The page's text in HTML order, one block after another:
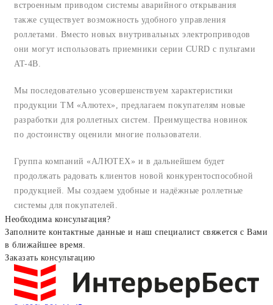
встроенным приводом системы аварийного открывания
также существует возможность удобного управления
роллетами. Вместо новых внутривальных электроприводов
они могут использовать приемники серии CURD с пультами
AT-4B.
Мы последовательно усовершенствуем характеристики
продукции ТМ «Алютех», предлагаем покупателям новые
разработки для роллетных систем. Преимущества новинок
по достоинству оценили многие пользователи.
Группа компаний «АЛЮТЕХ» и в дальнейшем будет
продолжать радовать клиентов новой конкурентоспособной
продукцией. Мы создаем удобные и надёжные роллетные
системы для покупателей.
Необходима консультация?
Заполните контактные данные и наш специалист свяжется с Вами
в ближайшее время.
Заказать консультацию